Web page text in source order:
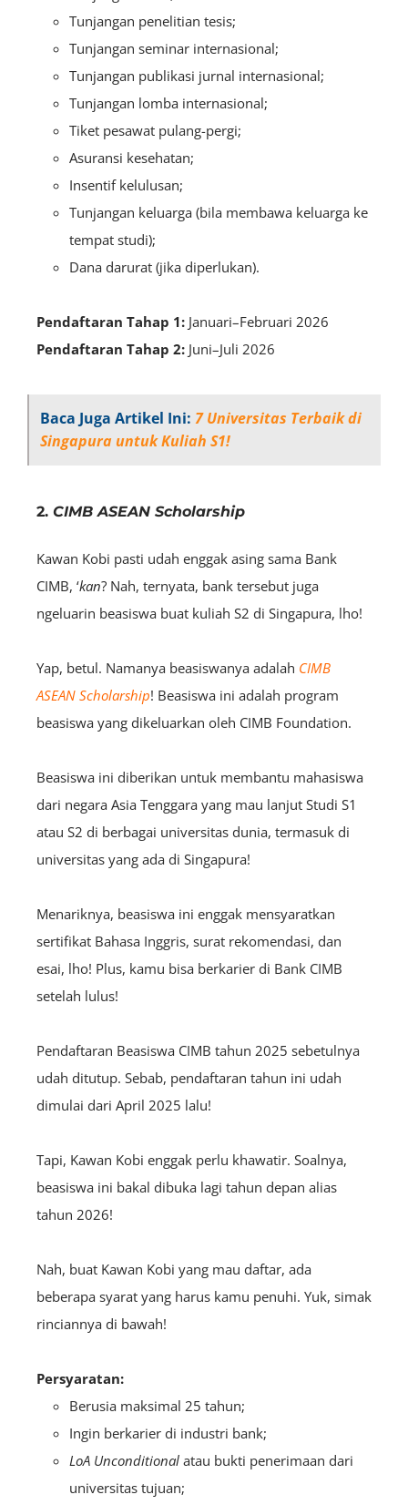
Tunjangan penelitian tesis;
Tunjangan seminar internasional;
Tunjangan publikasi jurnal internasional;
Tunjangan lomba internasional;
Tiket pesawat pulang-pergi;
Asuransi kesehatan;
Insentif kelulusan;
Tunjangan keluarga (bila membawa keluarga ke
tempat studi);
Dana darurat (jika diperlukan).
Pendaftaran Tahap 1: Januari–Februari 2026
Pendaftaran Tahap 2: Juni–Juli 2026
Baca Juga Artikel Ini: 7 Universitas Terbaik di
Singapura untuk Kuliah S1!
2. CIMB ASEAN Scholarship
Kawan Kobi pasti udah enggak asing sama Bank
CIMB, ‘kan? Nah, ternyata, bank tersebut juga
ngeluarin beasiswa buat kuliah S2 di Singapura, lho!
Yap, betul. Namanya beasiswanya adalah CIMB
ASEAN Scholarship! Beasiswa ini adalah program
beasiswa yang dikeluarkan oleh CIMB Foundation.
Beasiswa ini diberikan untuk membantu mahasiswa
dari negara Asia Tenggara yang mau lanjut Studi S1
atau S2 di berbagai universitas dunia, termasuk di
universitas yang ada di Singapura!
Menariknya, beasiswa ini enggak mensyaratkan
sertifikat Bahasa Inggris, surat rekomendasi, dan
esai, lho! Plus, kamu bisa berkarier di Bank CIMB
setelah lulus!
Pendaftaran Beasiswa CIMB tahun 2025 sebetulnya
udah ditutup. Sebab, pendaftaran tahun ini udah
dimulai dari April 2025 lalu!
Tapi, Kawan Kobi enggak perlu khawatir. Soalnya,
beasiswa ini bakal dibuka lagi tahun depan alias
tahun 2026!
Nah, buat Kawan Kobi yang mau daftar, ada
beberapa syarat yang harus kamu penuhi. Yuk, simak
rinciannya di bawah!
Persyaratan:
Berusia maksimal 25 tahun;
Ingin berkarier di industri bank;
LoA Unconditional atau bukti penerimaan dari
universitas tujuan;